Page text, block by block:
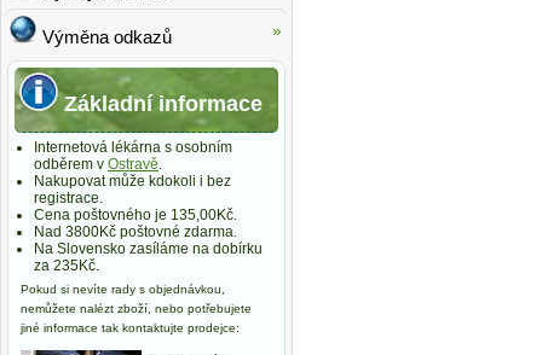
Výměna odkazů
Základní informace
Internetová lékárna s osobním
odběrem v Ostravě.
Nakupovat může kdokoli i bez
registrace.
Cena poštovného je 135,00Kč.
Nad 3800Kč poštovné zdarma.
Na Slovensko zasíláme na dobírku
za 235Kč.
Pokud si nevíte rady s objednávkou,
nemůžete nalézt zboží, nebo potřebujete
jiné informace tak kontaktujte prodejce: